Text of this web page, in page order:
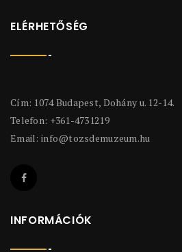
ELÉRHETŐSÉG
Cím: 1074 Budapest, Dohány u. 12-14.
Telefon: +361-4731219
Email: info@tozsdemuzeum.hu
INFORMÁCIÓK